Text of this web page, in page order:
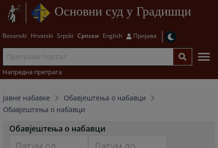
Основни суд у Градишци
Bosanski Hrvatski Srpski Српски English Пријава
Напредна претрага
Јавне набавке
Обавјештења о набавци
Обавјештења о набавци
Обавјештења о набавци